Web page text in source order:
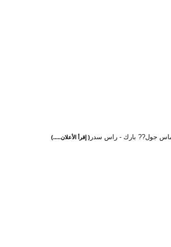
جول?? بارك - راس سدر ( إقرأ الأعلان.....)